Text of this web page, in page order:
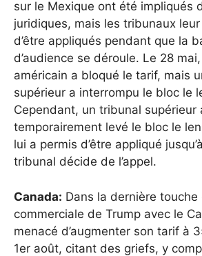
sur le Mexique ont été impliqués
juridiques, mais les tribunaux
d’être appliqués pendant que la
d’audience se déroule. Le 28
américain a bloqué le tarif, mais
supérieur a interrompu le bloc le
Cependant, un tribunal supérieur
temporairement levé le bloc le
lui a permis d’être appliqué
tribunal décide de l’appel.
Canada: Dans la dernière touche
commerciale de Trump avec le
menacé d’augmenter son tarif à
1er août, citant des griefs, y